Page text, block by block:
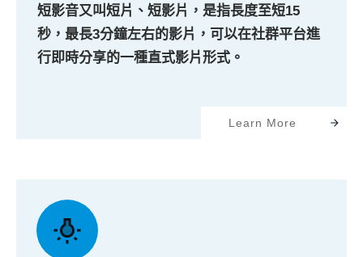
短影音又叫短片、短影片，是指長度至短15
秒，最長3分鐘左右的影片，可以在社群平台進
行即時分享的一種直式影片形式。
Learn More